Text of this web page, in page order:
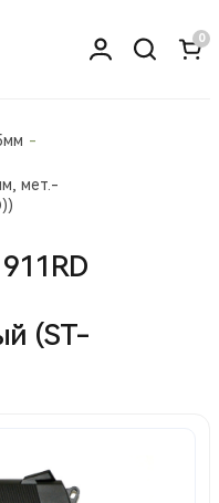
0
мет.-
(ST-